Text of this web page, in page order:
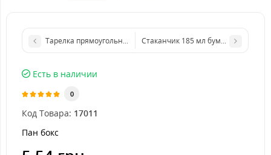
Тарелка прямоугольная ламинированная 205*145 мм
Стаканчик 185 мл бумажный с
Есть в наличии
0
Код Товара: 17011
Пан бокс